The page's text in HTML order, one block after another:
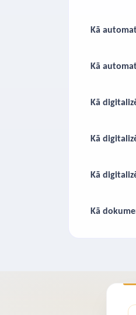
Kā
Kā
Kā
Kā
Kā
Kā